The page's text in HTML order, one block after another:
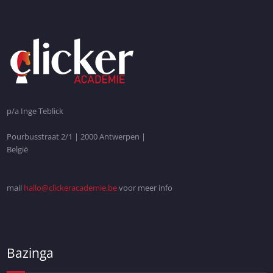
p/a Inge Teblick
Pourbusstraat 2/1 | 2000 Antwerpen |
België
mail hallo@clickeracademie.bevoor meer info
Bazinga